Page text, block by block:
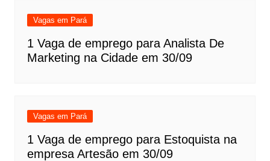
Vagas em Pará
1 Vaga de emprego para Analista De
Marketing na Cidade em 30/09
Vagas em Pará
1 Vaga de emprego para Estoquista na
empresa Artesão em 30/09